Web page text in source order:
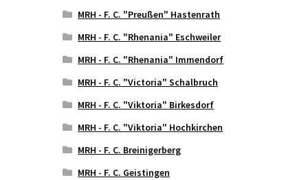
MRH - F. C. "Preußen" Hastenrath
MRH - F. C. "Rhenania" Eschweiler
MRH - F. C. "Rhenania" Immendorf
MRH - F. C. "Victoria" Schalbruch
MRH - F. C. "Viktoria" Birkesdorf
MRH - F. C. "Viktoria" Hochkirchen
MRH - F. C. Breinigerberg
MRH - F. C. Geistingen